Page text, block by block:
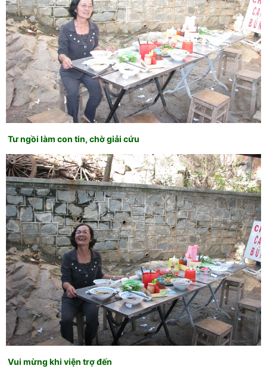
Tư ngồi làm con tin, chờ giải cứu
Vui mừng khi viện trợ đến